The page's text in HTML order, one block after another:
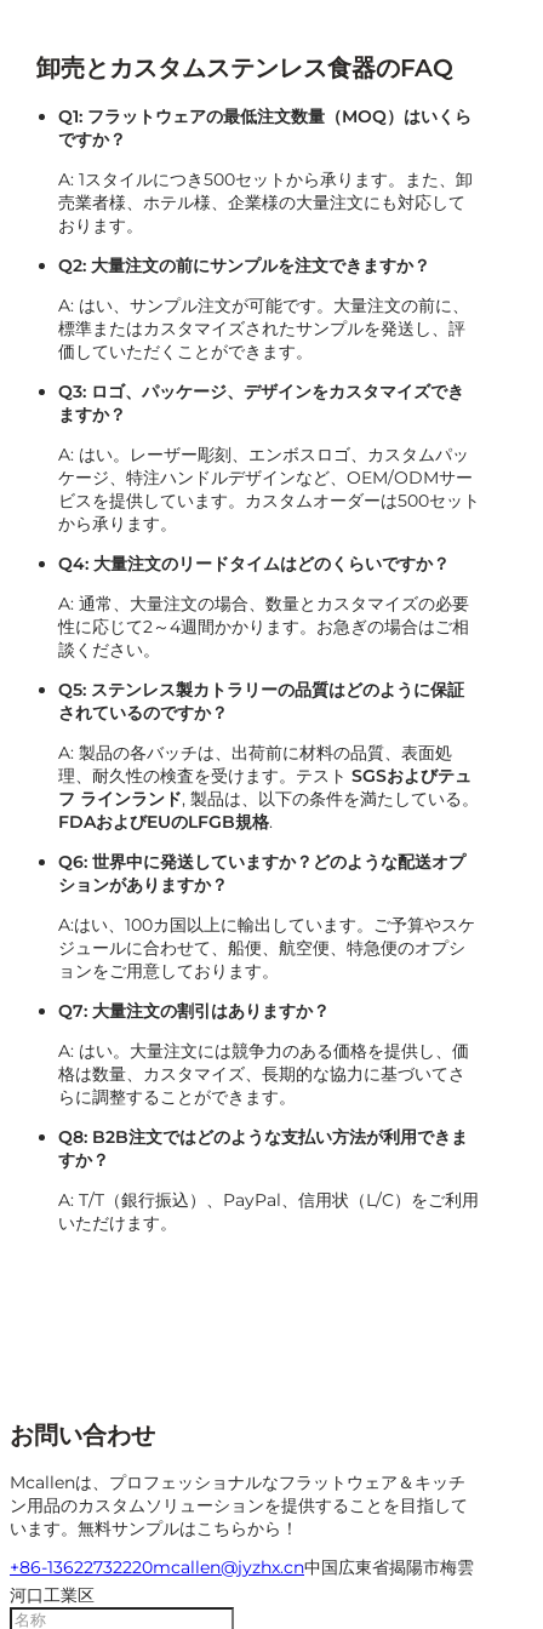
卸売とカスタムステンレス食器のFAQ
Q1: フラットウェアの最低注文数量（MOQ）はいくら
ですか？
A: 1スタイルにつき500セットから承ります。また、卸
売業者様、ホテル様、企業様の大量注文にも対応して
おります。
Q2: 大量注文の前にサンプルを注文できますか？
A: はい、サンプル注文が可能です。大量注文の前に、
標準またはカスタマイズされたサンプルを発送し、評
価していただくことができます。
Q3: ロゴ、パッケージ、デザインをカスタマイズでき
ますか？
A: はい。レーザー彫刻、エンボスロゴ、カスタムパッ
ケージ、特注ハンドルデザインなど、OEM/ODMサー
ビスを提供しています。カスタムオーダーは500セット
から承ります。
Q4: 大量注文のリードタイムはどのくらいですか？
A: 通常、大量注文の場合、数量とカスタマイズの必要
性に応じて2～4週間かかります。お急ぎの場合はご相
談ください。
Q5: ステンレス製カトラリーの品質はどのように保証
されているのですか？
A: 製品の各バッチは、出荷前に材料の品質、表面処
理、耐久性の検査を受けます。テスト SGSおよびテュ
フ ラインランド, 製品は、以下の条件を満たしている。
FDAおよびEUのLFGB規格.
Q6: 世界中に発送していますか？どのような配送オプ
ションがありますか？
A:はい、100カ国以上に輸出しています。ご予算やスケ
ジュールに合わせて、船便、航空便、特急便のオプシ
ョンをご用意しております。
Q7: 大量注文の割引はありますか？
A: はい。大量注文には競争力のある価格を提供し、価
格は数量、カスタマイズ、長期的な協力に基づいてさ
らに調整することができます。
Q8: B2B注文ではどのような支払い方法が利用できま
すか？
A: T/T（銀行振込）、PayPal、信用状（L/C）をご利用
いただけます。
お問い合わせ
Mcallenは、プロフェッショナルなフラットウェア＆キッチ
ン用品のカスタムソリューションを提供することを目指して
います。無料サンプルはこちらから！
+86-13622732220mcallen@jyzhx.cn中国広東省揭陽市梅雲
河口工業区